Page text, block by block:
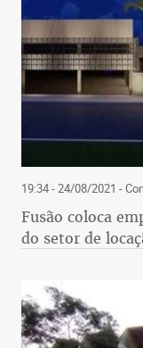
19:34 - 24/08/2021 -
Fusão coloca
do setor de